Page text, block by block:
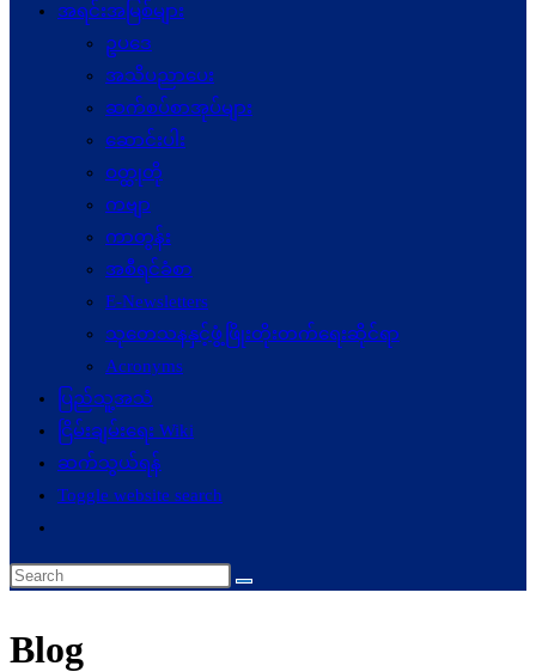
အရင်းအမြစ်များ
ဥပဒေ
အသိပညာပေး
ဆက်စပ်စာအုပ်များ
ဆောင်းပါး
ဝတ္ထုတို
ကဗျာ
ကာတွန်း
အစီရင်ခံစာ
E-Newsletters
သုတေသနနှင့်ဖွံ့ဖြိုးတိုးတက်ရေးဆိုင်ရာ
Acronyms
ပြည်သူ့အသံ
ငြိမ်းချမ်းရေး Wiki
ဆက်သွယ်ရန်
Toggle website search
Blog